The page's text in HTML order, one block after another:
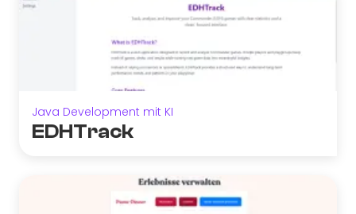
Java Development mit KI
EDHTrack